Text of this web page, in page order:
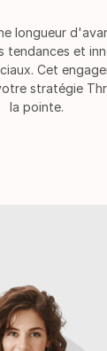
longueur
tendances et
Cet
stratégie
la pointe.